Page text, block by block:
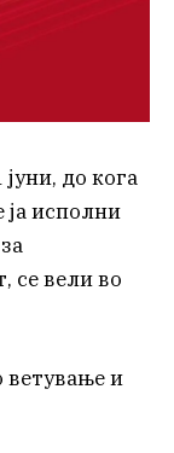
до кога
ја исполни
се вели во
ветување и